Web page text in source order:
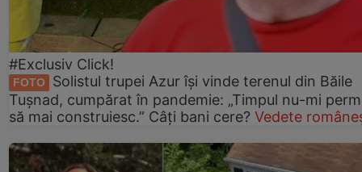
#Exclusiv Click!
FOTO
Solistul trupei Azur își vinde terenul din Băile
Tușnad, cumpărat în pandemie: „Timpul nu-mi
să mai construiesc.” Câți bani cere? Vedete